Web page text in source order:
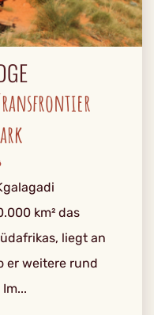
km² das
liegt an
er weitere rund